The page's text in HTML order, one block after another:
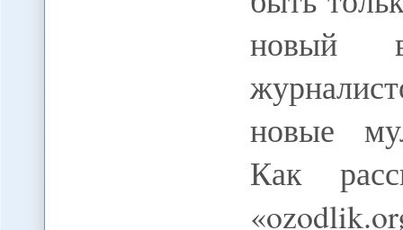
новый
новые
Как